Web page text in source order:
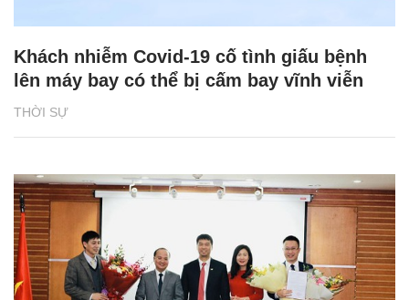
THỜI SỰ
Khách nhiễm Covid-19 cố tình giấu bệnh
lên máy bay có thể bị cấm bay vĩnh viễn